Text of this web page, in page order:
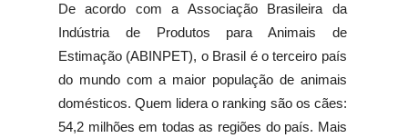
De acordo com a Associação Brasileira da
Indústria de Produtos para Animais de
Estimação (ABINPET), o Brasil é o terceiro país
do mundo com a maior população de animais
domésticos. Quem lidera o ranking são os cães:
54,2 milhões em todas as regiões do país. Mais